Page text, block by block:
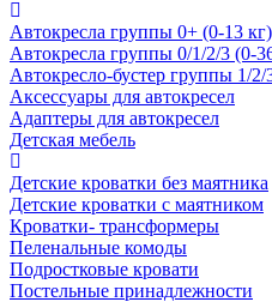
Автокресла группы 0+ (0-13 кг)
Автокресла группы 0/1/2/3 (0-
Автокресло-бустер группы 1/
Аксессуары для автокресел
Адаптеры для автокресел
Детская мебель
Детские кроватки без маятника
Детские кроватки с маятником
Кроватки- трансформеры
Пеленальные комоды
Подростковые кровати
Постельные принадлежности